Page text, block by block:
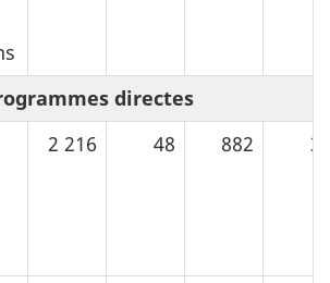
directes
2 216 48 882